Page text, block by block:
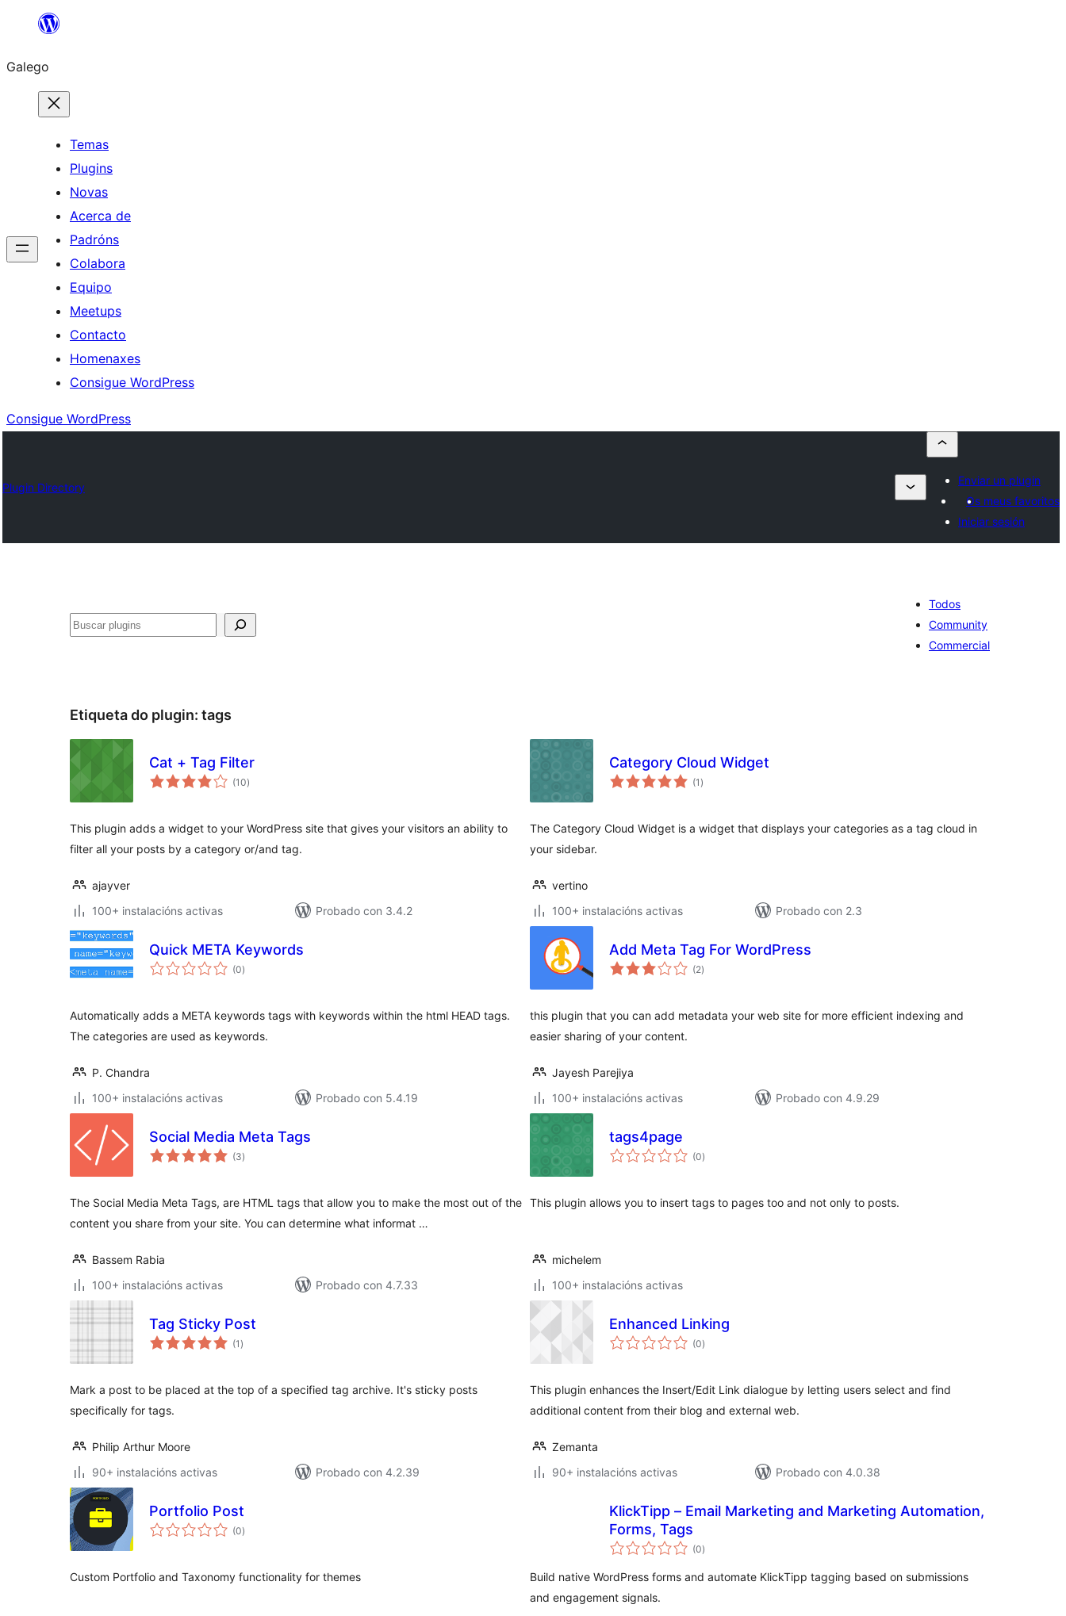
Saltar
contido
Galego
Temas
Plugins
Novas
Acerca de
Padróns
Colabora
Equipo
Meetups
Contacto
Homenaxes
Consigue WordPress
Consigue WordPress
Plugin Directory
Enviar un plugin
Os meus favoritos
Iniciar sesión
Buscar
Todos
Community
Commercial
Etiqueta do plugin: tags
Cat + Tag Filter
(10valoracións
totais
)
This plugin adds a widget to your WordPress site that gives your visitors an ability to
filter all your posts by a category or/and tag.
ajayver
100+ instalacións activas
Probado con 3.4.2
Category Cloud Widget
(1 valoracións
totais
)
The Category Cloud Widget is a widget that displays your categories as a tag cloud in
your sidebar.
vertino
100+ instalacións activas
Probado con 2.3
Quick META Keywords
(0valoracións
totais
)
Automatically adds a META keywords tags with keywords within the html HEAD tags.
The categories are used as keywords.
P. Chandra
100+ instalacións activas
Probado con 5.4.19
Add Meta Tag For WordPress
(2valoracións
totais
)
this plugin that you can add metadata your web site for more efficient indexing and
easier sharing of your content.
Jayesh Parejiya
100+ instalacións activas
Probado con 4.9.29
Social Media Meta Tags
(3valoracións
totais
)
The Social Media Meta Tags, are HTML tags that allow you to make the most out of the
content you share from your site. You can determine what informat …
Bassem Rabia
100+ instalacións activas
Probado con 4.7.33
tags4page
(0valoracións
totais
)
This plugin allows you to insert tags to pages too and not only to posts.
michelem
100+ instalacións activas
Tag Sticky Post
(1 valoracións
totais
)
Mark a post to be placed at the top of a specified tag archive. It's sticky posts
specifically for tags.
Philip Arthur Moore
90+ instalacións activas
Probado con 4.2.39
Enhanced Linking
(0valoracións
totais
)
This plugin enhances the Insert/Edit Link dialogue by letting users select and find
additional content from their blog and external web.
Zemanta
90+ instalacións activas
Probado con 4.0.38
Portfolio Post
(0valoracións
totais
)
Custom Portfolio and Taxonomy functionality for themes
KlickTipp – Email Marketing and Marketing Automation,
Forms, Tags
(0valoracións
totais
)
Build native WordPress forms and automate KlickTipp tagging based on submissions
and engagement signals.